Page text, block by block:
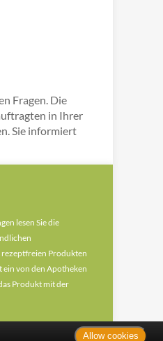
Fragen. Die
in Ihrer
Sie informiert
lesen Sie die
rezeptfreien Produkten
ein von den Apotheken
Produkt mit der
Allow cookies